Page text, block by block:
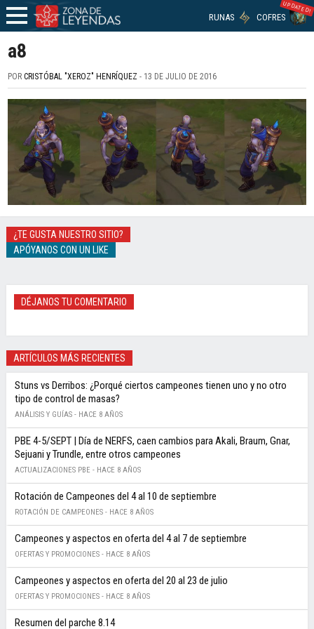
RUNAS COFRES
UPDATED!
a8
PORCRISTÓBAL "XEROZ" HENRÍQUEZ - 13 DE JULIO DE 2016
¿TE GUSTA NUESTRO SITIO?
APÓYANOS CON UN LIKE
DÉJANOS TU COMENTARIO
ARTÍCULOS MÁS RECIENTES
Stuns vs Derribos: ¿Porqué ciertos campeones tienen uno y no otro
tipo de control de masas?
ANÁLISIS Y GUÍAS - HACE 8 AÑOS
PBE 4-5/SEPT | Día de NERFS, caen cambios para Akali, Braum, Gnar,
Sejuani y Trundle, entre otros campeones
ACTUALIZACIONES PBE - HACE 8 AÑOS
Rotación de Campeones del 4 al 10 de septiembre
ROTACIÓN DE CAMPEONES - HACE 8 AÑOS
Campeones y aspectos en oferta del 4 al 7 de septiembre
OFERTAS Y PROMOCIONES - HACE 8 AÑOS
Campeones y aspectos en oferta del 20 al 23 de julio
OFERTAS Y PROMOCIONES - HACE 8 AÑOS
Resumen del parche 8.14